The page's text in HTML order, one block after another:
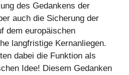
des Gedankens der
auch die Sicherung der
dem europäischen
langfristige Kernanliegen.
dabei die Funktion als
Idee! Diesem Gedanken